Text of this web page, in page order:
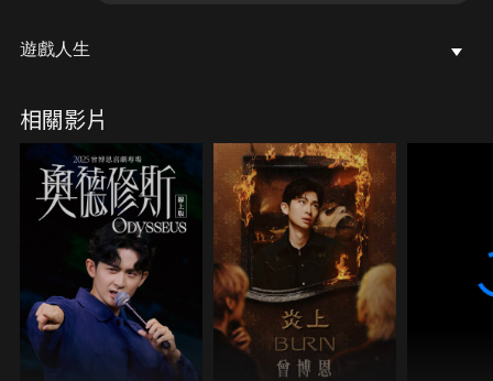
遊戲人生
相關影片